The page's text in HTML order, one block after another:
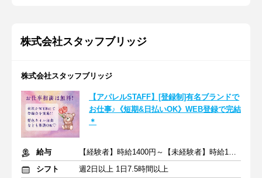
株式会社スタッフブリッジ
株式会社スタッフブリッジ
【アパレルSTAFF】[登録制]有名ブランドで
お仕事♪《短期&日払いOK》WEB登録で完結
＊
給与
【経験者】時給1400円～【未経験者】時給1300円～＋交通費全額
シフト
週2日以上 1日7.5時間以上